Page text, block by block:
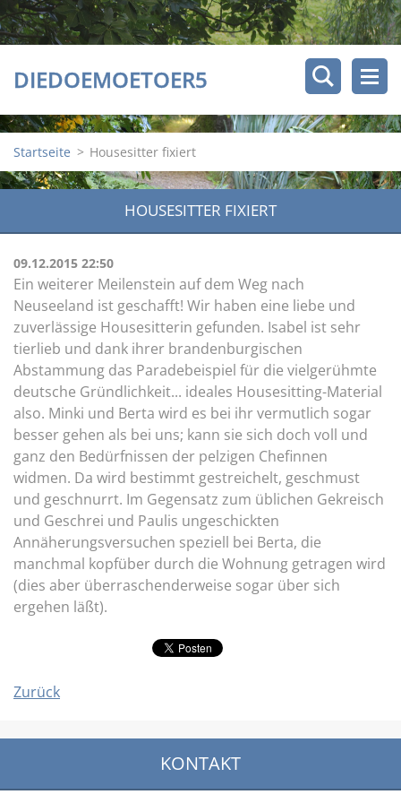
DIEDOEMOETOER5
Startseite > Housesitter fixiert
HOUSESITTER FIXIERT
09.12.2015 22:50
Ein weiterer Meilenstein auf dem Weg nach
Neuseeland ist geschafft! Wir haben eine liebe und
zuverlässige Housesitterin gefunden. Isabel ist sehr
tierlieb und dank ihrer brandenburgischen
Abstammung das Paradebeispiel für die vielgerühmte
deutsche Gründlichkeit... ideales Housesitting-Material
also. Minki und Berta wird es bei ihr vermutlich sogar
besser gehen als bei uns; kann sie sich doch voll und
ganz den Bedürfnissen der pelzigen Chefinnen
widmen. Da wird bestimmt gestreichelt, geschmust
und geschnurrt. Im Gegensatz zum üblichen Gekreisch
und Geschrei und Paulis ungeschickten
Annäherungsversuchen speziell bei Berta, die
manchmal kopfüber durch die Wohnung getragen wird
(dies aber überraschenderweise sogar über sich
ergehen läßt).
Zurück
KONTAKT